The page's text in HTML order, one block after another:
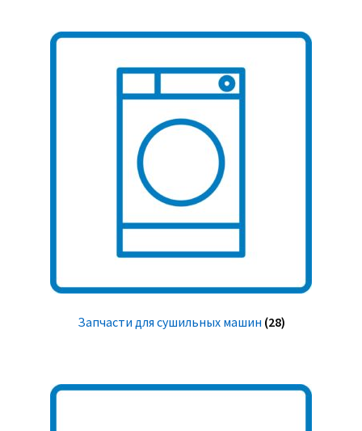
Запчасти для сушильных машин (28)